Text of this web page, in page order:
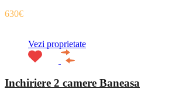
630€
Vezi proprietate
Inchiriere 2 camere Baneasa